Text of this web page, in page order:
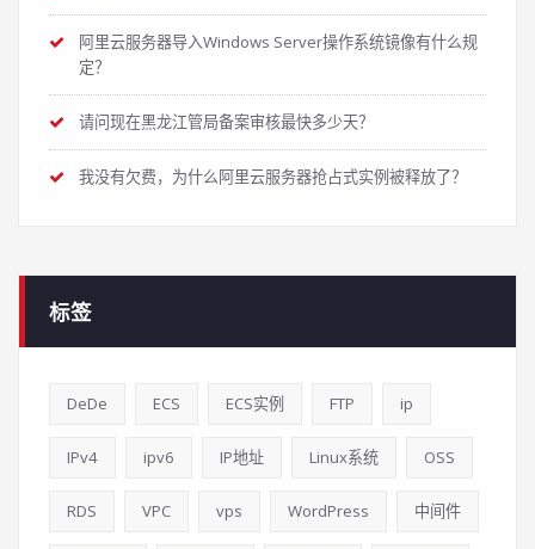
阿里云服务器导入Windows Server操作系统镜像有什么规
定？
请问现在黑龙江管局备案审核最快多少天？
我没有欠费，为什么阿里云服务器抢占式实例被释放了？
标签
DeDe ECS ECS实例 FTP ip
IPv4 ipv6 IP地址 Linux系统 OSS
RDS VPC vps WordPress 中间件